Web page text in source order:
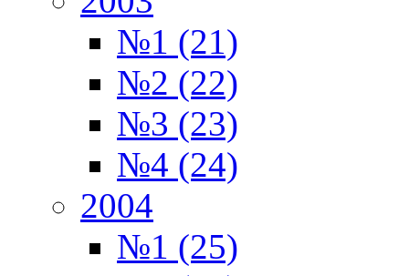
№1 (21)
№2 (22)
№3 (23)
№4 (24)
2004
№1 (25)